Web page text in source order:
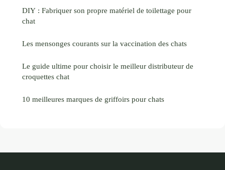
DIY : Fabriquer son propre matériel de toilettage pour
chat
Les mensonges courants sur la vaccination des chats
Le guide ultime pour choisir le meilleur distributeur de
croquettes chat
10 meilleures marques de griffoirs pour chats